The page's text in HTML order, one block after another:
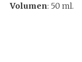
Volumen: 50 ml.